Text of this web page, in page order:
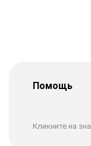
Помощь
Кликните на